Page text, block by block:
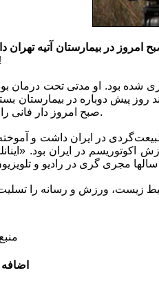
روز پیش دوباره در بیمارستان
صبح امروز دار فانی را وداع گفت.
در ایران بود.